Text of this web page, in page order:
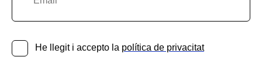
He llegit i accepto la política de privacitat